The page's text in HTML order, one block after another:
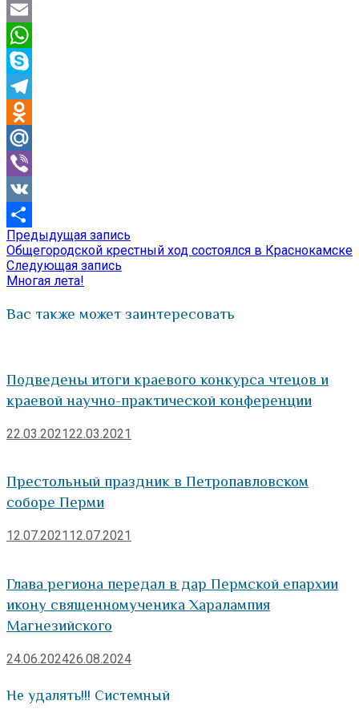
Twitter
Email
WhatsApp
Skype
Telegram
Odnoklassniki
Mail.Ru
Viber
VK
Отправить
Навигация
по
записям
Предыдущая запись
запись:
Общегородской крестный ход состоялся в Краснокамске
Следующая запись
Многая лета!
Вас также может заинтересовать
Подведены итоги краевого конкурса чтецов и
краевой научно-практической конференции
22.03.202122.03.2021
Престольный праздник в Петропавловском
соборе Перми
12.07.2021 12.07.2021
Глава региона передал в дар Пермской епархии
икону священномученика Харалампия
Магнезийского
24.06.202426.08.2024
Не удалять!!! Системный